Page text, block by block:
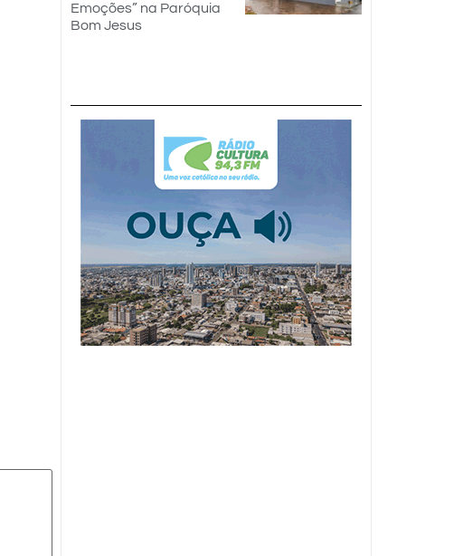
Emoções” na Paróquia
Bom Jesus